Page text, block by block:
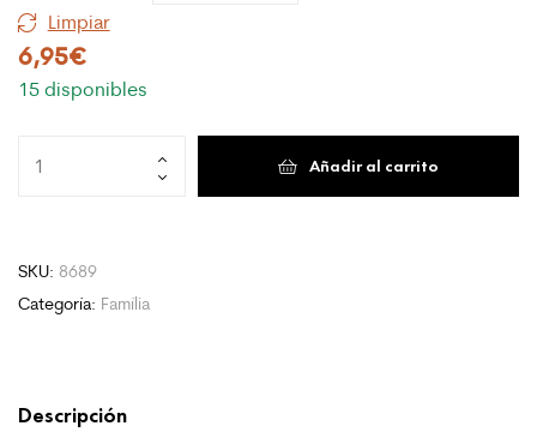
Limpiar
6,95€
15 disponibles
Hard
Añadir al carrito
SKU: 8689
Categoría: Família
Descripción